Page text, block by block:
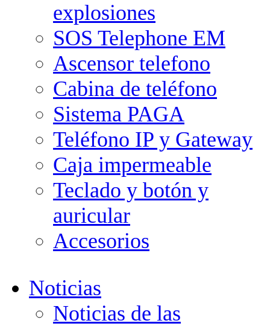
explosiones
SOS Telephone EM
Ascensor telefono
Cabina de teléfono
Sistema PAGA
Teléfono IP y Gateway
Caja impermeable
Teclado y botón y
auricular
Accesorios
Noticias
Noticias de las